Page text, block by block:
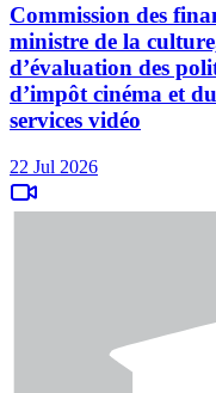
Commission des
ministre de la
d’évaluation des
d’impôt cinéma et
services vidéo
22 Jul 2026